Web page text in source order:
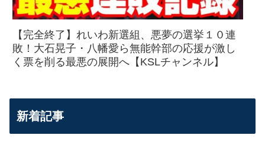
【完全終了】れいわ新選組、悪夢の選挙１０連
敗！大石晃子・八幡愛ら無能幹部の応援が激し
く票を削る最悪の展開へ【KSLチャンネル】
新着記事